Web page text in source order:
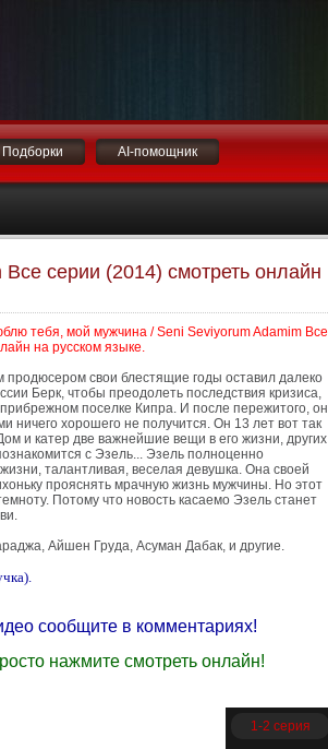
Подборки AI-помощник
серии (2014) смотреть онлайн
тебя, мой мужчина / Seni Seviyorum Adamim Все
на русском языке.
продюсером свои блестящие годы оставил далеко
Берк, чтобы преодолеть последствия кризиса,
поселке Кипра. И после пережитого, он
ничего хорошего не получится. Он 13 лет вот так
и катер две важнейшие вещи в его жизни, других
с Эзель... Эзель полноценно
талантливая, веселая девушка. Она своей
прояснять мрачную жизнь мужчины. Но этот
Потому что новость касаемо Эзель станет
Айшен Груда, Асуман Дабак, и другие.
сообщите в комментариях!
нажмите смотреть онлайн!
1-2 серия